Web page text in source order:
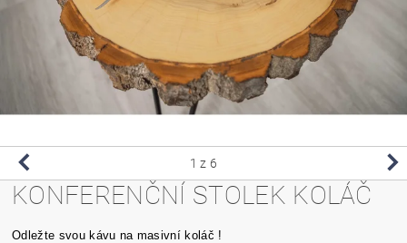
1 z 6
KONFERENČNÍ STOLEK KOLÁČ
Odležte svou kávu na masivní koláč !